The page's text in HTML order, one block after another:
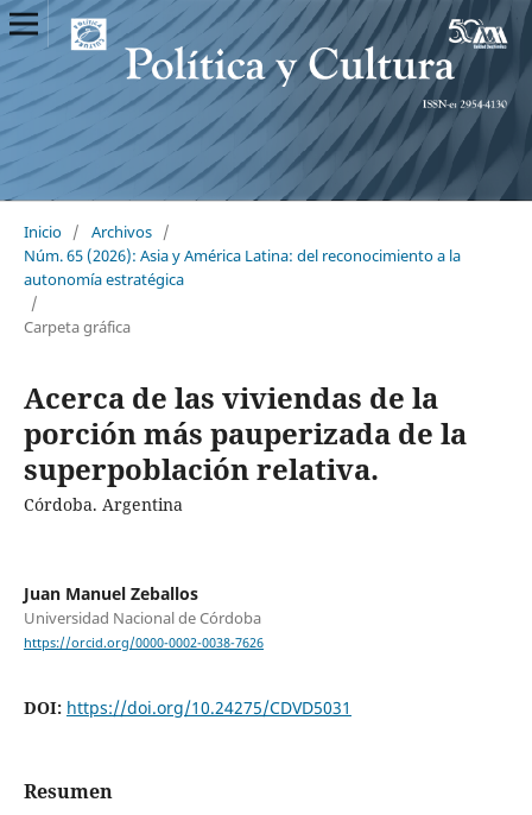
Inicio / Archivos /
Núm. 65 (2026): Asia y América Latina: del reconocimiento a la
autonomía estratégica
/
Carpeta gráfica
Acerca de las viviendas de la
porción más pauperizada de la
superpoblación relativa.
Córdoba. Argentina
Juan Manuel Zeballos
Universidad Nacional de Córdoba
https://orcid.org/0000-0002-0038-7626
DOI: https://doi.org/10.24275/CDVD5031
Resumen